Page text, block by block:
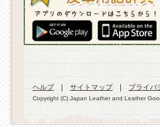
ヘルプ| サイトマップ| プライバ
Copyright (C) Japan Leather and Leather